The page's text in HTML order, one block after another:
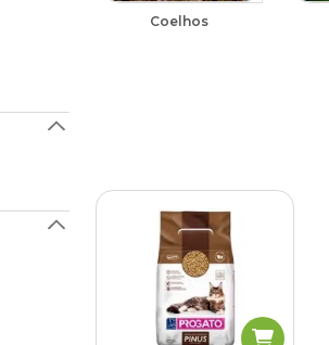
Coelhos